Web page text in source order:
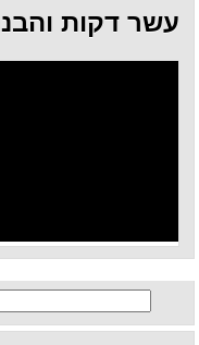
עשר דקות